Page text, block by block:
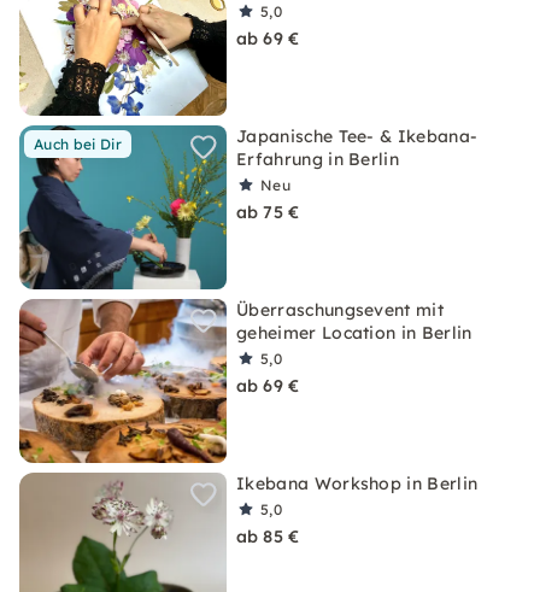
5,0
ab 69 €
Auch bei Dir
Japanische Tee- & Ikebana-
Erfahrung in Berlin
Neu
ab 75 €
Überraschungsevent mit
geheimer Location in Berlin
5,0
ab 69 €
Ikebana Workshop in Berlin
5,0
ab 85 €